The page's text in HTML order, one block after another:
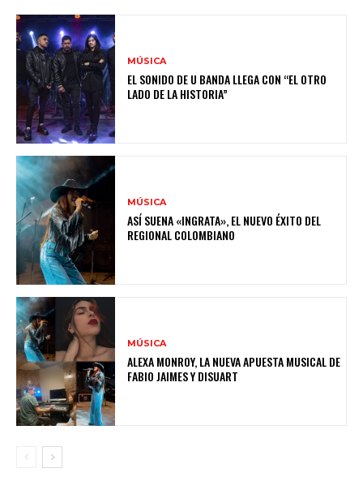
MÚSICA
EL SONIDO DE U BANDA LLEGA CON “EL OTRO
LADO DE LA HISTORIA”
MÚSICA
ASÍ SUENA «INGRATA», EL NUEVO ÉXITO DEL
REGIONAL COLOMBIANO
MÚSICA
ALEXA MONROY, LA NUEVA APUESTA MUSICAL DE
FABIO JAIMES Y DISUART